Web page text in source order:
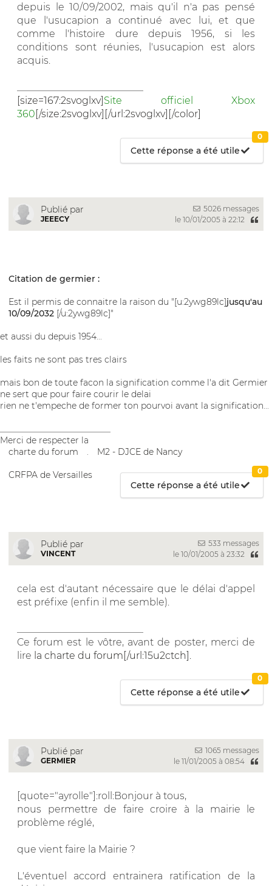
depuis le 10/09/2002, mais qu'il n'a pas pensé
que l'usucapion a continué avec lui, et que
comme l'histoire dure depuis 1956, si les
conditions sont réunies, l'usucapion est alors
acquis.
[size=167:2svoglxv]Site officiel Xbox
360[/size:2svoglxv][/url:2svoglxv][/color]
Cette réponse a été utile
0
Publié par
JEEECY
5026 messages
le 10/01/2005 à 22:12
Citation de germier :
Est il permis de connaitre la raison du "[u:2ywg89lc]jusqu'au
10/09/2032 [/u:2ywg89lc]"
et aussi du depuis 1954...
les faits ne sont pas tres clairs
mais bon de toute facon la signification comme l'a dit Germier
ne sert que pour faire courir le delai
rien ne t'empeche de former ton pourvoi avant la signification...
Merci de respecter la
charte du forum
M2 - DJCE de Nancy
CRFPA de Versailles
Cette réponse a été utile
0
Publié par
VINCENT
533 messages
le 10/01/2005 à 23:32
cela est d'autant nécessaire que le délai d'appel
est préfixe (enfin il me semble).
Ce forum est le vôtre, avant de poster, merci de
lire la charte du forum[/url:15u2ctch].
Cette réponse a été utile
0
Publié par
GERMIER
1065 messages
le 11/01/2005 à 08:54
[quote="ayrolle"]:roll:Bonjour à tous,
nous permettre de faire croire à la mairie le
problème réglé,
que vient faire la Mairie ?
L'éventuel accord entrainera ratification de la